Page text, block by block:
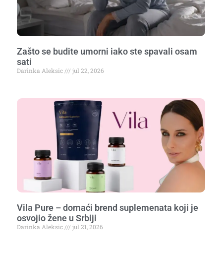
Zašto se budite umorni iako ste spavali osam
sati
Darinka Aleksic jul 22, 2026
Vila Pure – domaći brend suplemenata koji je
osvojio žene u Srbiji
Darinka Aleksic jul 21, 2026